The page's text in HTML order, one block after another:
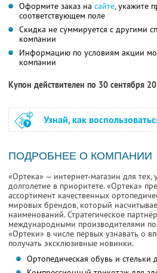
Оформите заказ на сайте, укажите
соответствующем поле
Скидка не суммируется с другими
компании
Информацию по условиям акции
компании
Купон действителен по 30 сентября
Узнай, как
ПОДРОБНЕЕ О КОМПАНИИ
«Ортека» — интернет-магазин для тех,
долголетие в приоритете. «Ортека»
ассортимент качественных
мировых брендов, который
наименований. Стратегическое
международными производителями
«Ортеки» в числе первых узнавать о
получать эксклюзивные новинки.
Ортопедическая обувь и стельки